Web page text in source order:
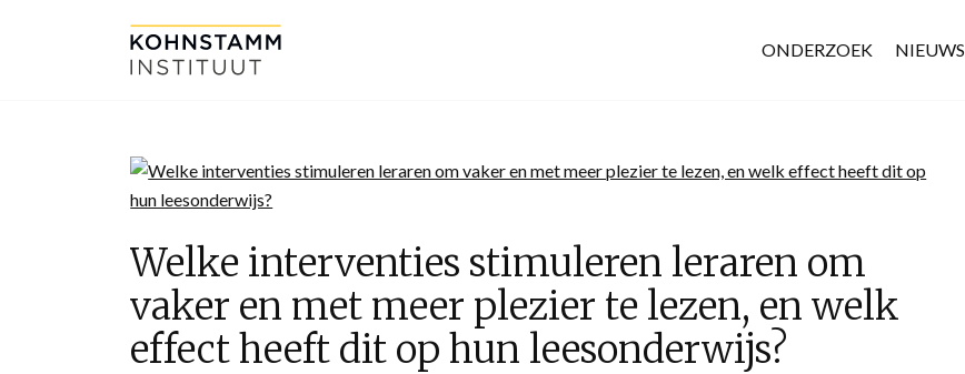
ONDERZOEK NIEUWS
Welke interventies stimuleren leraren om
vaker en met meer plezier te lezen, en welk
effect heeft dit op hun leesonderwijs?